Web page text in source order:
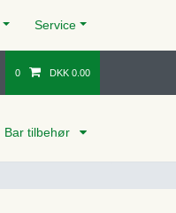
Service
0 DKK 0.00
Bar tilbehør